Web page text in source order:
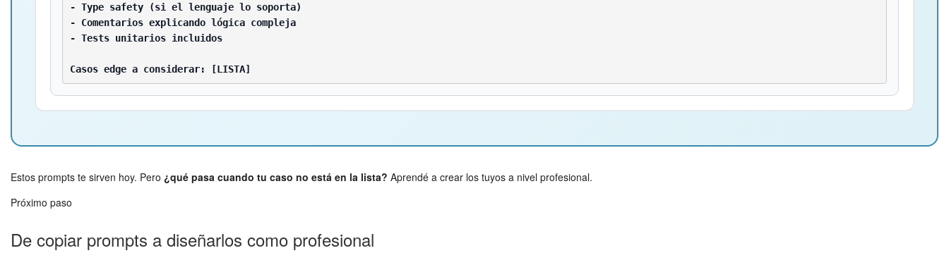
- Type safety (si el lenguaje lo soporta)
- Comentarios explicando lógica compleja
- Tests unitarios incluidos
Casos edge a considerar: [LISTA]
Estos prompts te sirven hoy. Pero ¿qué pasa cuando tu caso no está en la lista? Aprendé a crear los tuyos a nivel profesional.
Próximo paso
De copiar prompts a diseñarlos como profesional